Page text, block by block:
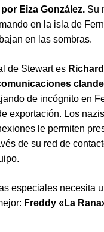
Eiza González. Su
en la isla de
en las sombras.
de Stewart es
de incógnito en
exportación. Los
le permiten
de su red de
especiales necesita
Freddy «La